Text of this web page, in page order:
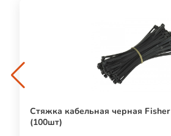
Стяжка кабельная черная
(100шт)